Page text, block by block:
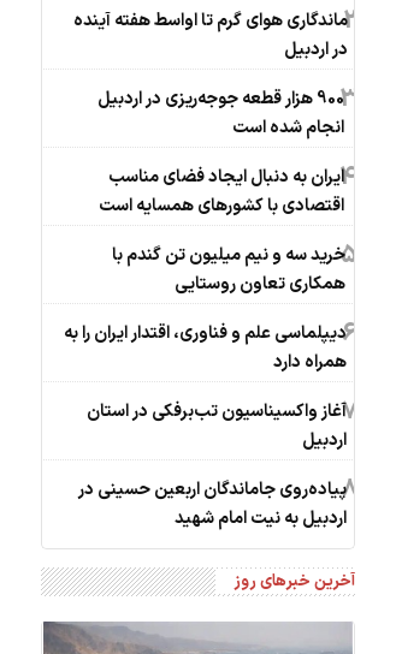
2ماندگاری هوای گرم تا اواسط هفته آینده
در اردبیل
3
900 هزار قطعه جوجه‌ریزی در اردبیل
انجام شده است
4ایران به دنبال ایجاد فضای مناسب
اقتصادی با کشورهای همسایه است
5خرید سه و نیم میلیون تن گندم با
همکاری تعاون روستایی
6دیپلماسی علم و فناوری، اقتدار ایران را به
همراه دارد
7آغاز واکسیناسیون تب‌برفکی در استان
اردبیل
8پیاده‌روی جاماندگان اربعین حسینی در
اردبیل به نیت امام شهید
آخرین خبرهای روز